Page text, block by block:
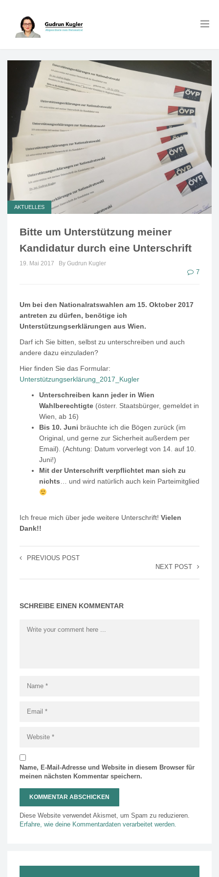
AKTUELLES
Bitte um Unterstützung meiner
Kandidatur durch eine Unterschrift
19. Mai 2017 By Gudrun Kugler
7
Um bei den Nationalratswahlen am 15. Oktober 2017
antreten zu dürfen, benötige ich
Unterstützungserklärungen aus Wien.
Darf ich Sie bitten, selbst zu unterschreiben und auch
andere dazu einzuladen?
Hier finden Sie das Formular:
Unterstützungserklärung_2017_Kugler
Unterschreiben kann jeder in Wien
Wahlberechtigte (österr. Staatsbürger, gemeldet in
Wien, ab 16)
Bis 10. Juni bräuchte ich die Bögen zurück (im
Original, und gerne zur Sicherheit außerdem per
Email). (Achtung: Datum vorverlegt von 14. auf 10.
Juni!)
Mit der Unterschrift verpflichtet man sich zu
nichts… und wird natürlich auch kein Parteimitglied
Ich freue mich über jede weitere Unterschrift! Vielen
Dank!!
PREVIOUS POST
NEXT POST
SCHREIBE EINEN KOMMENTAR
Name, E-Mail-Adresse und Website in diesem Browser für
meinen nächsten Kommentar speichern.
Diese Website verwendet Akismet, um Spam zu reduzieren.
Erfahre, wie deine Kommentardaten verarbeitet werden.